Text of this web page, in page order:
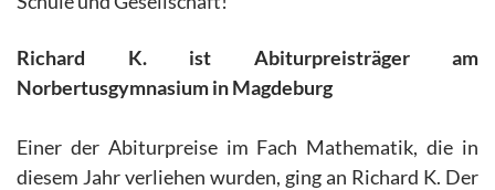
Richard K. ist Abiturpreisträger am
Norbertusgymnasium in Magdeburg
Einer der Abiturpreise im Fach Mathematik, die in
diesem Jahr verliehen wurden, ging an Richard K. Der